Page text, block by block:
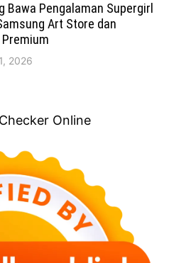
Bawa Pengalaman Supergirl
Art Store dan
2026
Online